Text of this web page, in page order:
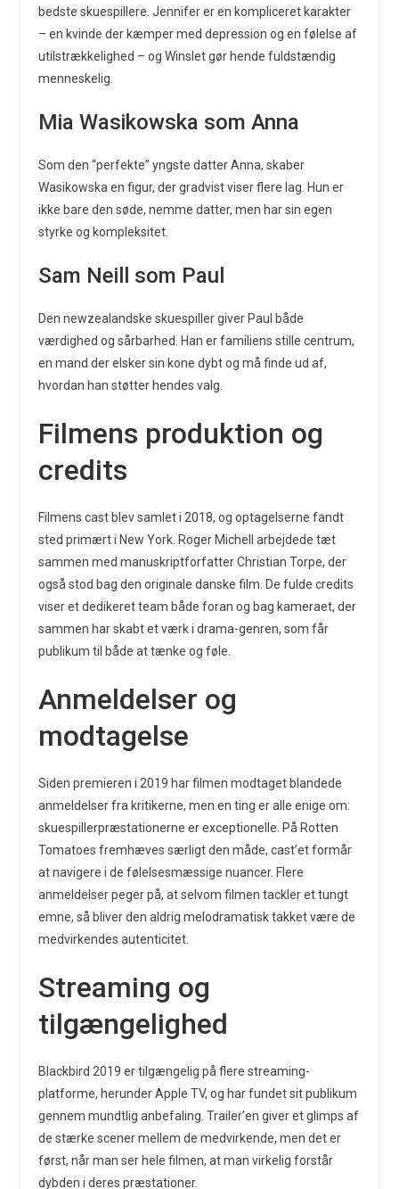
bedste skuespillere. Jennifer er en kompliceret karakter
– en kvinde der kæmper med depression og en følelse af
utilstrækkelighed – og Winslet gør hende fuldstændig
menneskelig.
Mia Wasikowska som Anna
Som den “perfekte” yngste datter Anna, skaber
Wasikowska en figur, der gradvist viser flere lag. Hun er
ikke bare den søde, nemme datter, men har sin egen
styrke og kompleksitet.
Sam Neill som Paul
Den newzealandske skuespiller giver Paul både
værdighed og sårbarhed. Han er familiens stille centrum,
en mand der elsker sin kone dybt og må finde ud af,
hvordan han støtter hendes valg.
Filmens produktion og
credits
Filmens cast blev samlet i 2018, og optagelserne fandt
sted primært i New York. Roger Michell arbejdede tæt
sammen med manuskriptforfatter Christian Torpe, der
også stod bag den originale danske film. De fulde credits
viser et dedikeret team både foran og bag kameraet, der
sammen har skabt et værk i drama-genren, som får
publikum til både at tænke og føle.
Anmeldelser og
modtagelse
Siden premieren i 2019 har filmen modtaget blandede
anmeldelser fra kritikerne, men en ting er alle enige om:
skuespillerpræstationerne er exceptionelle. På Rotten
Tomatoes fremhæves særligt den måde, cast’et formår
at navigere i de følelsesmæssige nuancer. Flere
anmeldelser peger på, at selvom filmen tackler et tungt
emne, så bliver den aldrig melodramatisk takket være de
medvirkendes autenticitet.
Streaming og
tilgængelighed
Blackbird 2019 er tilgængelig på flere streaming-
platforme, herunder Apple TV, og har fundet sit publikum
gennem mundtlig anbefaling. Trailer’en giver et glimps af
de stærke scener mellem de medvirkende, men det er
først, når man ser hele filmen, at man virkelig forstår
dybden i deres præstationer.